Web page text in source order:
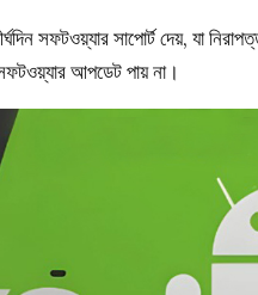
সফটওয়্যার সাপোর্ট দেয়, যা
আপডেট পায় না।